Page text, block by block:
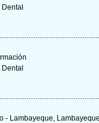
- Lambayeque,